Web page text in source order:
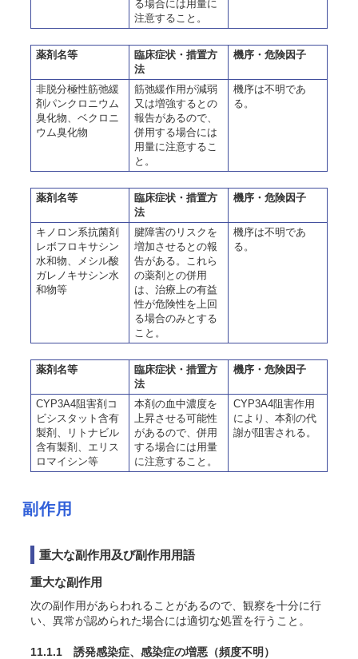
る場合には用量に
注意すること。
薬剤名等
臨床症状・措置方
法
機序・危険因子
非脱分極性筋弛緩
剤パンクロニウム
臭化物、ベクロニ
ウム臭化物
筋弛緩作用が減弱
又は増強するとの
報告があるので、
併用する場合には
用量に注意するこ
と。
機序は不明であ
る。
薬剤名等
臨床症状・措置方
法
機序・危険因子
キノロン系抗菌剤
レボフロキサシン
水和物、メシル酸
ガレノキサシン水
和物等
腱障害のリスクを
増加させるとの報
告がある。これら
の薬剤との併用
は、治療上の有益
性が危険性を上回
る場合のみとする
こと。
機序は不明であ
る。
薬剤名等
臨床症状・措置方
法
機序・危険因子
CYP3A4阻害剤コ
ビシスタット含有
製剤、リトナビル
含有製剤、エリス
ロマイシン等
本剤の血中濃度を
上昇させる可能性
があるので、併用
する場合には用量
に注意すること。
CYP3A4阻害作用
により、本剤の代
謝が阻害される。
副作用
重大な副作用及び副作用用語
重大な副作用
次の副作用があらわれることがあるので、観察を十分に行
い、異常が認められた場合には適切な処置を行うこと。
11.1.1 誘発感染症、感染症の増悪 （頻度不明）